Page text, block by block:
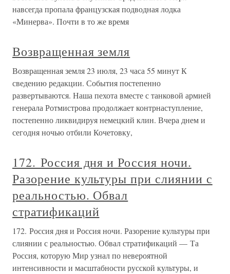
навсегда пропала французская подводная лодка
«Минерва». Почти в то же время
Возвращенная земля
Возвращенная земля 23 июля, 23 часа 55 минут К
сведению редакции. События постепенно
развертываются. Наша пехота вместе с танковой армией
генерала Ротмистрова продолжает контрнаступление,
постепенно ликвидируя немецкий клин. Вчера днем и
сегодня ночью отбили Кочетовку,
172. Россия дня и Россия ночи.
Разорение культуры при слиянии с
реальностью. Обвал
стратификаций
172. Россия дня и Россия ночи. Разорение культуры при
слиянии с реальностью. Обвал стратификаций — Та
Россия, которую Мир узнал по невероятной
интенсивности и масштабности русской культуры, и